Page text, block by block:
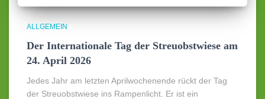
ALLGEMEIN
Der Internationale Tag der Streuobstwiese am
24. April 2026
Jedes Jahr am letzten Aprilwochenende rückt der Tag
der Streuobstwiese ins Rampenlicht. Er ist ein